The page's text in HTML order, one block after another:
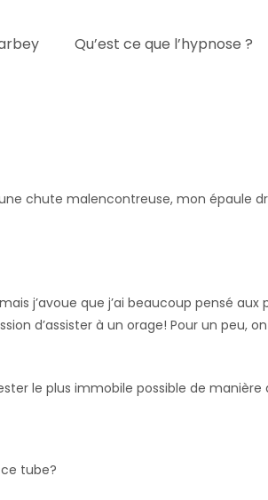
Qu’est ce que l’hypnose ?
chute malencontreuse, mon épaule
mais j’avoue que j’ai beaucoup pensé
d’assister à un orage! Pour un peu,
le plus immobile possible de
tube?